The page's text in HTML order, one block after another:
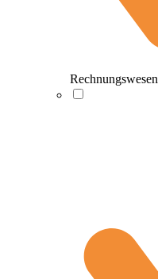
Rechnungswesen